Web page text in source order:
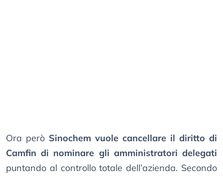
Ora però Sinochem vuole cancellare il diritto di
Camfin di nominare gli amministratori delegati
puntando al controllo totale dell’azienda. Secondo